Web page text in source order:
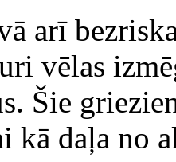
arī
vēlas
Šie
kā daļa no